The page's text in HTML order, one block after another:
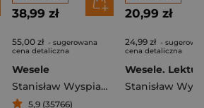
38,99 zł
55,00 zł - sugerowana
cena detaliczna
Wesele
Stanisław Wyspiański
5,9 (35766)
20,99 zł
24,99 zł -
cena detaliczna